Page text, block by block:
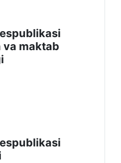
maktab